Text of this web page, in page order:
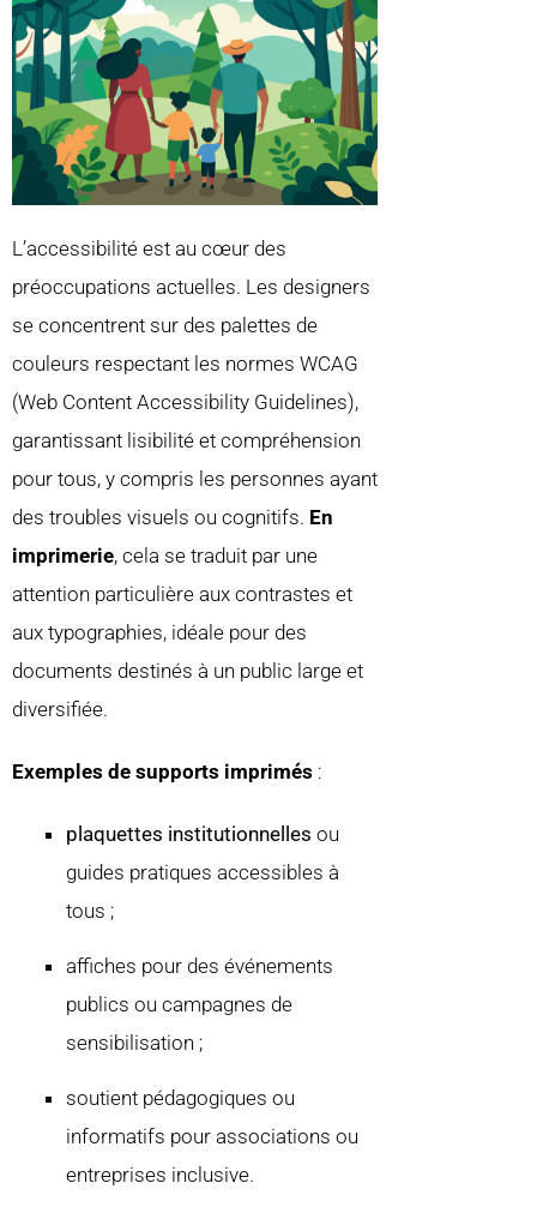
L’accessibilité est au cœur des
préoccupations actuelles. Les designers
se concentrent sur des palettes de
couleurs respectant les normes WCAG
(Web Content Accessibility Guidelines),
garantissant lisibilité et compréhension
pour tous, y compris les personnes ayant
des troubles visuels ou cognitifs. En
imprimerie, cela se traduit par une
attention particulière aux contrastes et
aux typographies, idéale pour des
documents destinés à un public large et
diversifiée.
Exemples de supports imprimés :
plaquettes institutionnelles ou
guides pratiques accessibles à
tous ;
affiches pour des événements
publics ou campagnes de
sensibilisation ;
soutient pédagogiques ou
informatifs pour associations ou
entreprises inclusive.